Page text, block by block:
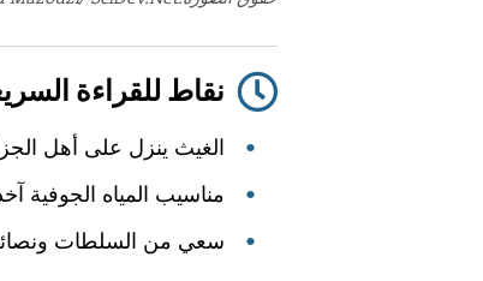
نقاط للقراءة
الغيث ينزل على أهل
مناسيب المياه الجوفية
سعي من السلطات ونصائح